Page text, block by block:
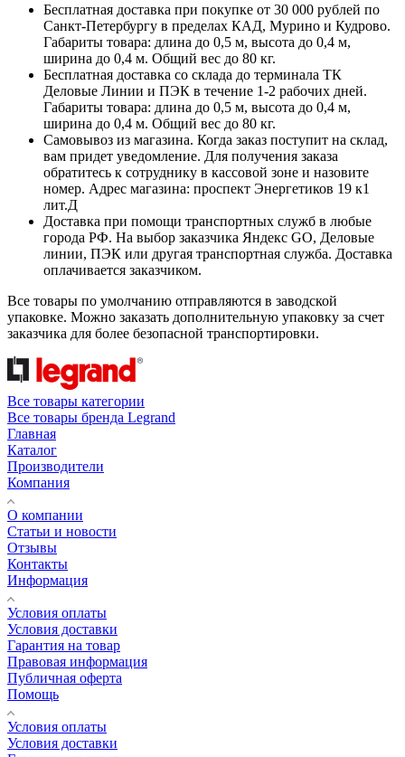
Бесплатная доставка при покупке от 30 000 рублей по
Санкт-Петербургу в пределах КАД, Мурино и Кудрово.
Габариты товара: длина до 0,5 м, высота до 0,4 м,
ширина до 0,4 м. Общий вес до 80 кг.
Бесплатная доставка со склада до терминала ТК
Деловые Линии и ПЭК в течение 1-2 рабочих дней.
Габариты товара: длина до 0,5 м, высота до 0,4 м,
ширина до 0,4 м. Общий вес до 80 кг.
Самовывоз из магазина. Когда заказ поступит на склад,
вам придет уведомление. Для получения заказа
обратитесь к сотруднику в кассовой зоне и назовите
номер. Адрес магазина: проспект Энергетиков 19 к1
лит.Д
Доставка при помощи транспортных служб в любые
города РФ. На выбор заказчика Яндекс GO, Деловые
линии, ПЭК или другая транспортная служба. Доставка
оплачивается заказчиком.
Все товары по умолчанию отправляются в заводской
упаковке. Можно заказать дополнительную упаковку за счет
заказчика для более безопасной транспортировки.
Все товары категории
Все товары бренда Legrand
Главная
Каталог
Производители
Компания
О компании
Статьи и новости
Отзывы
Контакты
Информация
Условия оплаты
Условия доставки
Гарантия на товар
Правовая информация
Публичная оферта
Помощь
Условия оплаты
Условия доставки